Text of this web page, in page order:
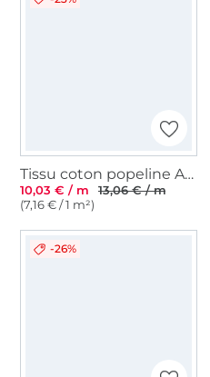
Tissu coton popeline Animaux Cute Animals, beige
10,03 € / m
13,06 € / m
(7,16 € / 1 m²)
-26%